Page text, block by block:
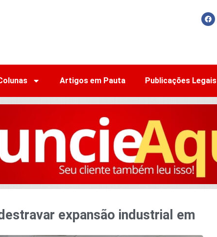
Artigos em Pauta Publicações Legais
expansão industrial em